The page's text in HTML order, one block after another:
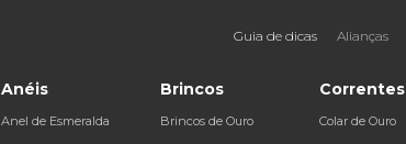
Guia de dicas Alianças
Anéis
Anel de Esmeralda
Brincos
Brincos de Ouro
Correntes
Colar de Ouro